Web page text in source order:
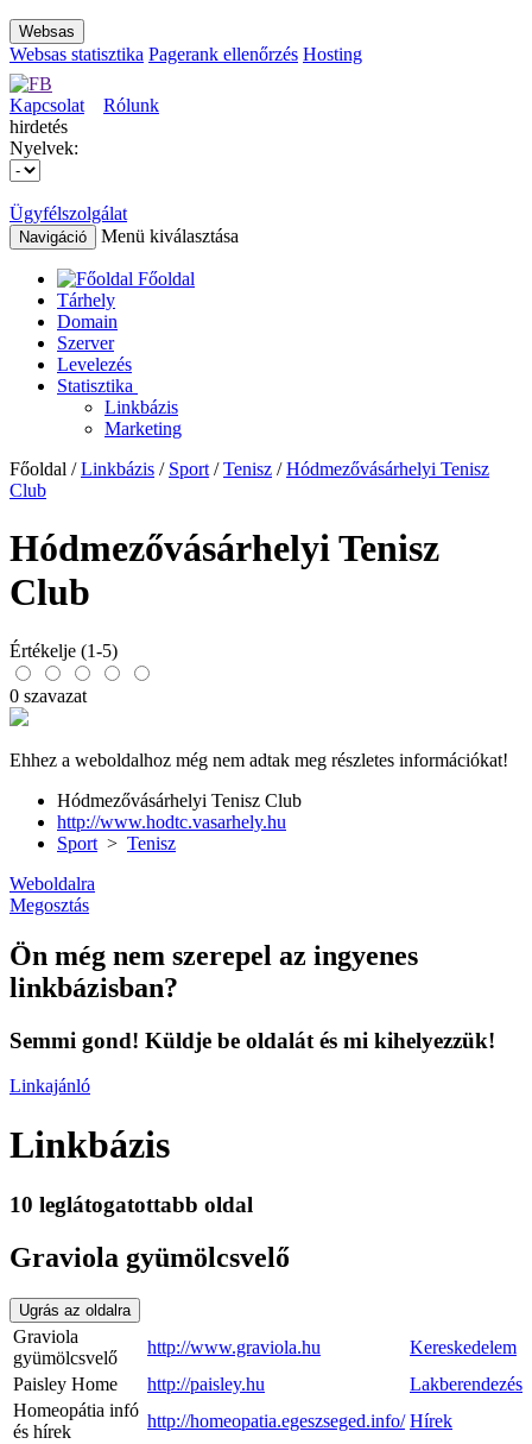
Websas
Websas statisztika Pagerank ellenőrzés Hosting
Kapcsolat
Rólunk
hirdetés
Nyelvek:
Ügyfélszolgálat
Navigáció Menü kiválasztása
Főoldal
Tárhely
Domain
Szerver
Levelezés
Statisztika
Linkbázis
Marketing
Főoldal /Linkbázis / Sport /Tenisz /Hódmezővásárhelyi Tenisz
Club
Hódmezővásárhelyi Tenisz
Club
Értékelje (1-5)
0 szavazat
Ehhez a weboldalhoz még nem adtak meg részletes információkat!
Hódmezővásárhelyi Tenisz Club
http://www.hodtc.vasarhely.hu
Sport > Tenisz
Weboldalra
Megosztás
Ön még nem szerepel az ingyenes
linkbázisban?
Semmi gond! Küldje be oldalát és mi kihelyezzük!
Linkajánló
Linkbázis
10 leglátogatottabb oldal
Graviola gyümölcsvelő
Ugrás az oldalra
Graviola
gyümölcsvelő
http://www.graviola.hu
Kereskedelem
Paisley Home
http://paisley.hu
Lakberendezés
Homeopátia infó
és hírek
http://homeopatia.egeszseged.info/ Hírek